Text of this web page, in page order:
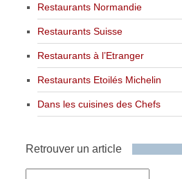
Restaurants Normandie
Restaurants Suisse
Restaurants à l’Etranger
Restaurants Etoilés Michelin
Dans les cuisines des Chefs
Retrouver un article